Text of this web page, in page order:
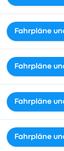
Fahrpläne
Fahrpläne
Fahrpläne
Fahrpläne